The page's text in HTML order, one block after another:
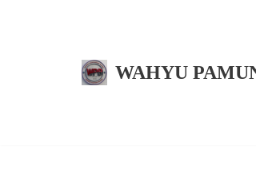
WAHYU